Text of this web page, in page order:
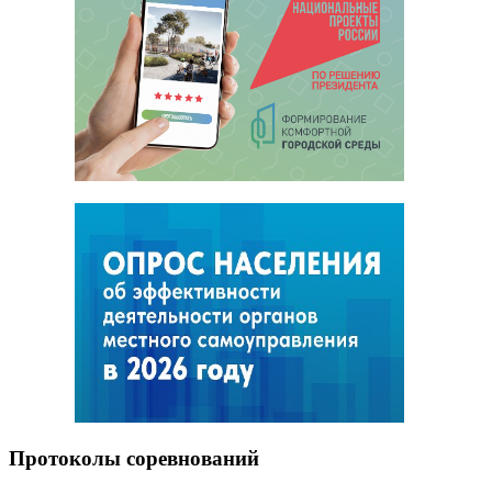
Протоколы соревнований